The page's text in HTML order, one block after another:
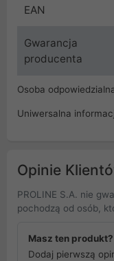
EAN
Gwarancja
producenta
Osoba
Uniwersalna
Opinie
PROLINE S.A. nie
pochodzą od osób,
Masz ten produkt?
Dodaj pierwszą